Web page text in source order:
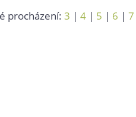
procházení: 3 | 4 | 5 | 6 | 7